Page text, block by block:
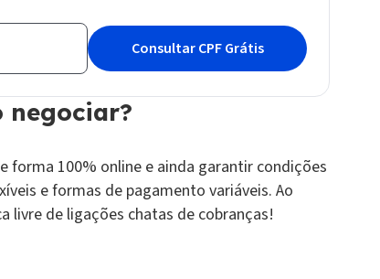
negociar?
forma 100% online e ainda garantir condições
e formas de pagamento variáveis. Ao
livre de ligações chatas de cobranças!